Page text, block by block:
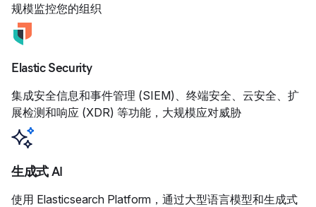
规模监控您的组织
Elastic Security
集成安全信息和事件管理 (SIEM)、终端安全、云安全、扩
展检测和响应 (XDR) 等功能，大规模应对威胁
生成式 AI
使用 Elasticsearch Platform，通过大型语言模型和生成式